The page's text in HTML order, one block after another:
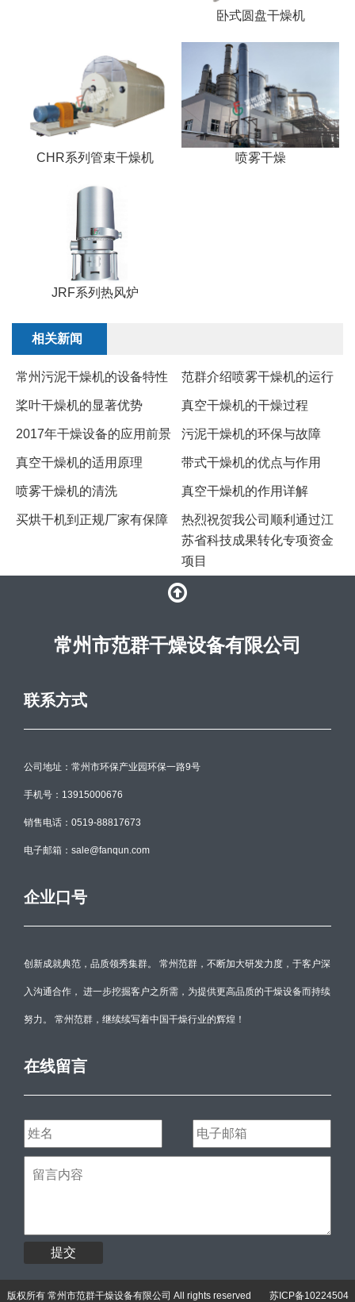
卧式圆盘干燥机
CHR系列管束干燥机 喷雾干燥
JRF系列热风炉
相关新闻
常州污泥干燥机的设备特性 范群介绍喷雾干燥机的运行
桨叶干燥机的显著优势 真空干燥机的干燥过程
2017年干燥设备的应用前景 污泥干燥机的环保与故障
真空干燥机的适用原理 ​带式干燥机的优点与作用
喷雾干燥机的清洗 真空干燥机的作用详解
买烘干机到正规厂家有保障
热烈祝贺我公司顺利通过江
苏省科技成果转化专项资金
项目
常州市范群干燥设备有限公司
联系方式
公司地址：常州市环保产业园环保一路9号
手机号：13915000676
销售电话：0519-88817673
电子邮箱：sale@fanqun.com
企业口号
创新成就典范，品质领秀集群。 常州范群，不断加大研发力度，于客户深
入沟通合作， 进一步挖掘客户之所需，为提供更高品质的干燥设备而持续
努力。 常州范群，继续续写着中国干燥行业的辉煌！
在线留言
提交
版权所有 常州市范群干燥设备有限公司 All rights reserved 苏ICP备10224504